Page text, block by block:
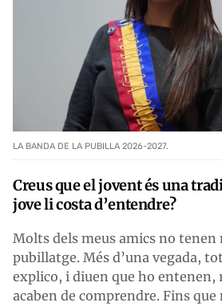
LA BANDA DE LA PUBILLA 2026-2027.
Creus que el jovent és una
jove li costa d’entendre?
Molts dels meus amics no tenen
pubillatge. Més d’una vegada,
explico, i diuen que ho entenen,
acaben de comprendre. Fins que